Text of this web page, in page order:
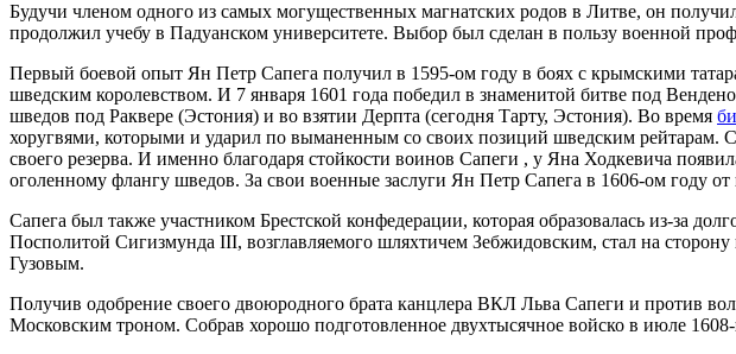
Будучи членом одного из самых могущественных магнатских родов в Литве, он
продолжил учебу в Падуанском университете. Выбор был сделан в пользу военной
Первый боевой опыт Ян Петр Сапега получил в 1595-ом году в боях с крымскими
шведским королевством. И 7 января 1601 года победил в знаменитой битве под
шведов под Раквере (Эстония) и во взятии Дерпта (сегодня Тарту, Эстония). Во время
хоругвями, которыми и ударил по выманенным со своих позиций шведским рейтарам.
своего резерва. И именно благодаря стойкости воинов Сапеги , у Яна Ходкевича
оголенному флангу шведов. За свои военные заслуги Ян Петр Сапега в 1606-ом году
Сапега был также участником Брестской конфедерации, которая образовалась из-за
Посполитой Сигизмунда III, возглавляемого шляхтичем Зебжидовским, стал на
Гузовым.
Получив одобрение своего двоюродного брата канцлера ВКЛ Льва Сапеги и против
Московским троном. Собрав хорошо подготовленное двухтысячное войско в июле